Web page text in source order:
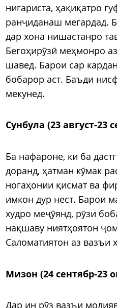
нигариста, ҳақиқатро
ранҷиданаш мегардад.
дар хона нишастанро
Бегоҳирӯзӣ меҳмонро
шавед. Барои сар
бобарор аст. Баъди
мекунед.
Сунбула (23 август-23
Ба нафароне, ки ба
доранд, ҳатман кӯмак
ногаҳонии қисмат ва
имкон дур нест. Барои
худро меҷӯянд, рӯзи
нақшаву ниятҳоятон
Саломатиятон аз вазъи
Мизон (24 сентябр-23
Дар ин рӯз вазъи